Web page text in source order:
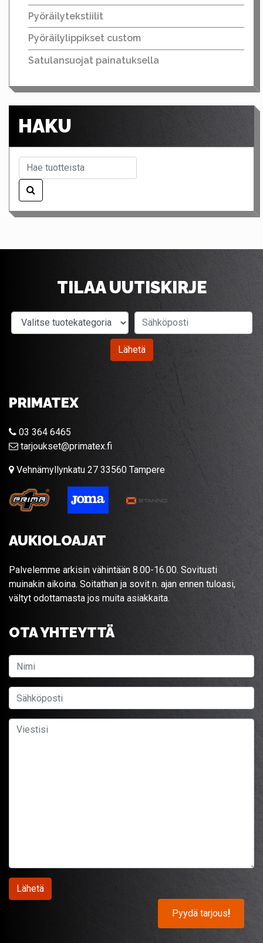
Pyöräilytekstiilit
Pyöräilylippikset custom
Satulansuojat painatuksella
HAKU
TILAA UUTISKIRJE
Valitse tuotekategoria
Lähetä
PRIMATEX
03 364 6465
tarjoukset@primatex.fi
Vehnämyllynkatu 27 33560 Tampere
AUKIOLOAJAT
Palvelemme arkisin vähintään 8.00-16.00. Sovitusti
muinakin aikoina. Soitathan ja sovit n. ajan ennen tuloasi,
vältyt odottamasta jos muita asiakkaita.
OTA YHTEYTTÄ
Pyydä tarjous!